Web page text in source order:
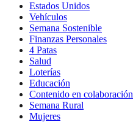
Estados Unidos
Vehículos
Semana Sostenible
Finanzas Personales
4 Patas
Salud
Loterías
Educación
Contenido en colaboración
Semana Rural
Mujeres